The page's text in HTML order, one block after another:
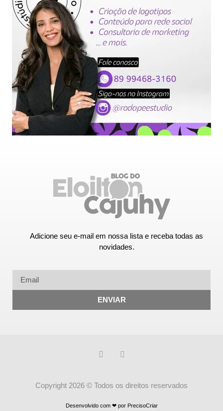
Adicione seu e-mail em nossa lista e receba todas as
novidades.
ENVIAR
Copyright 2026 © Todos os direitos reservados
Desenvolvido com ❤ por PrecisoCriar